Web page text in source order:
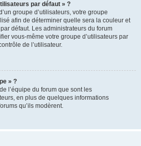
par défaut » ?
groupe d’utilisateurs, votre groupe
afin de déterminer quelle sera la couleur et
défaut. Les administrateurs du forum
vous-même votre groupe d’utilisateurs par
de l’utilisateur.
» ?
l’équipe du forum que sont les
en plus de quelques informations
qu’ils modèrent.